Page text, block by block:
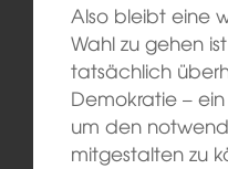
Also bleibt eine
Wahl zu gehen
tatsächlich
Demokratie –
um den
mitgestalten zu